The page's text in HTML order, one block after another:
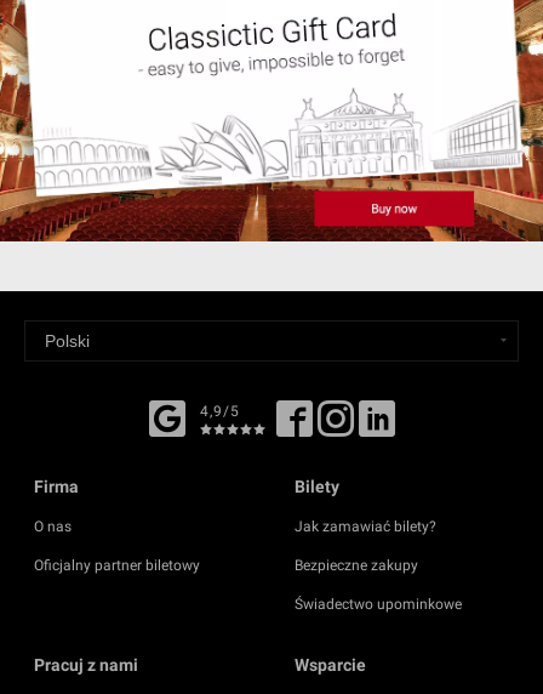
4,9/5
Firma
O nas
Oficjalny partner biletowy
Bilety
Jak zamawiać bilety?
Bezpieczne zakupy
Świadectwo upominkowe
Pracuj z nami Wsparcie